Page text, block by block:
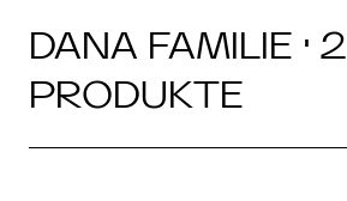
DANA FAMILIE · 2
PRODUKTE